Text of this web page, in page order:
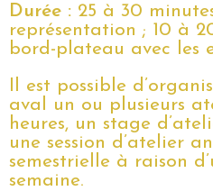
Durée : 25 à 30
représentation ; 10 à
bord-plateau avec les
Il est possible
aval un ou plusieurs
heures, un stage
une session d’atelier
semestrielle à raison
semaine.